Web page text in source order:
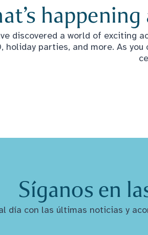
discovered a world of exciting
holiday parties, and more. As
Síganos en
día con las últimas noticias y